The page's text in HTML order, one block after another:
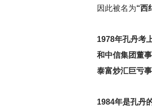
因此被名为“西
1978年孔丹考
和中信集团董
泰富炒汇巨亏
1984年是孔丹